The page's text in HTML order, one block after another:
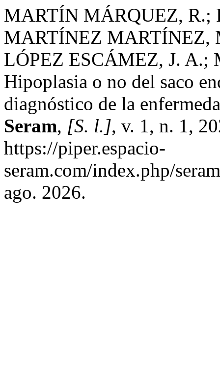
MARTÍN MÁRQUEZ, R.;
MARTÍNEZ MARTÍNEZ,
LÓPEZ ESCÁMEZ, J. A.;
Hipoplasia o no del saco
diagnóstico de la
Seram, [S. l.], v. 1, n. 1,
https://piper.espacio-
seram.com/index.php/
ago. 2026.